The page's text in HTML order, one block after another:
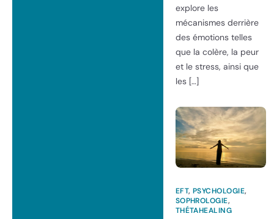
explore les
mécanismes derrière
des émotions telles
que la colère, la peur
et le stress, ainsi que
les […]
EFT, PSYCHOLOGIE,
SOPHROLOGIE,
THÉTAHEALING